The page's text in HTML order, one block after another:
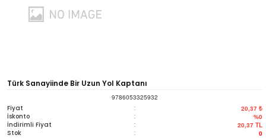
Türk Sanayiinde Bir Uzun Yol Kaptanı
9786053325932
Fiyat : 20,37 ₺
İskonto : %0
İndirimli Fiyat : 20,37 TL
Stok : 0